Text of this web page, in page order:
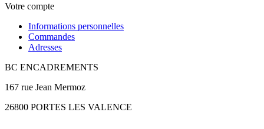
Votre compte
Informations personnelles
Commandes
Adresses
BC ENCADREMENTS
167 rue Jean Mermoz
26800 PORTES LES VALENCE